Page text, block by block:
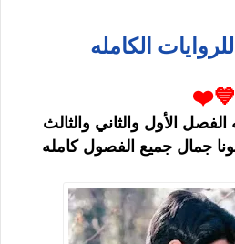
الكامله
الفصل الأول والثاني والثالث
جمال جميع الفصول كامله